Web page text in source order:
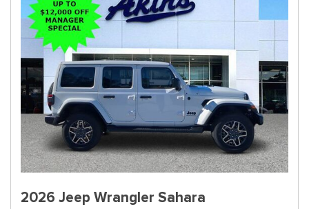
2026 Jeep Wrangler Sahara